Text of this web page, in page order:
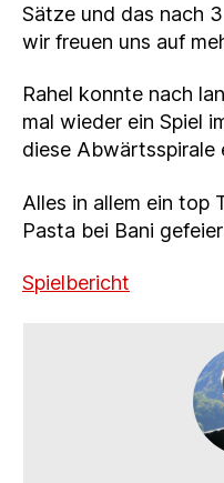
Sätze und das nach
wir freuen uns auf
Rahel konnte nach
mal wieder ein Spiel
diese Abwärtsspirale
Alles in allem ein top
Pasta bei Bani
Spielbericht